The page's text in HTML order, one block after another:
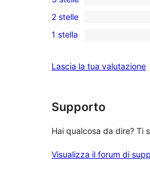
5-
stelle
recensioni
a
4-
0
recensioni
a
stelle
0
recensioni
2-
2 stelle
1
recensioni
stelle
1 stella
Lascia la tua valutazione
Supporto
Hai qualcosa da dire? Ti
Visualizza il forum di